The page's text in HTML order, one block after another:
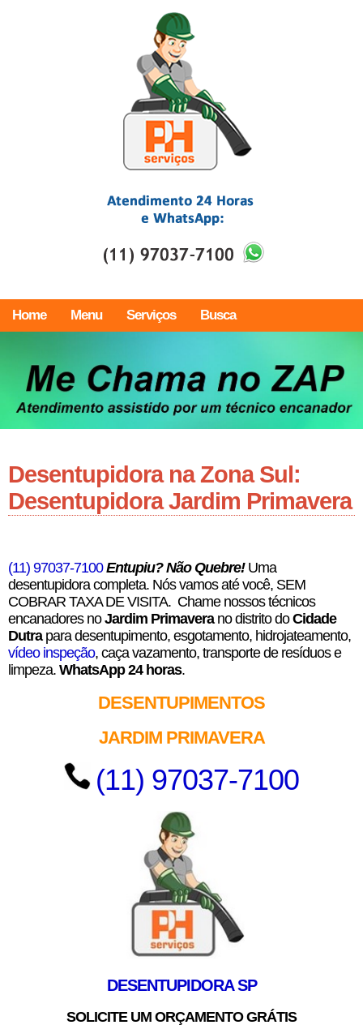
Home Menu Serviços Busca
Desentupidora na Zona Sul:
Desentupidora Jardim Primavera
(11) 97037-7100Entupiu? Não Quebre! Uma
desentupidora completa. Nós vamos até você, SEM
COBRAR TAXA DE VISITA. Chame nossos técnicos
encanadores noJardim Primavera no distrito doCidade
Dutra para desentupimento, esgotamento, hidrojateamento,
vídeo inspeção, caça vazamento, transporte de resíduos e
limpeza. WhatsApp 24 horas.
DESENTUPIMENTOS
JARDIM PRIMAVERA
(11) 97037-7100
DESENTUPIDORA SP
SOLICITE UM ORÇAMENTO GRÁTIS